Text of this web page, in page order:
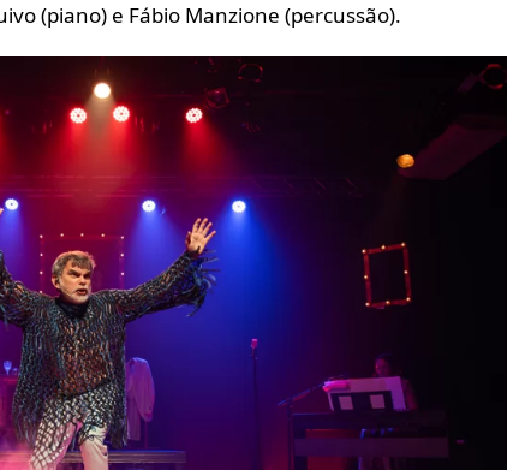
(piano) e Fábio Manzione (percussão).